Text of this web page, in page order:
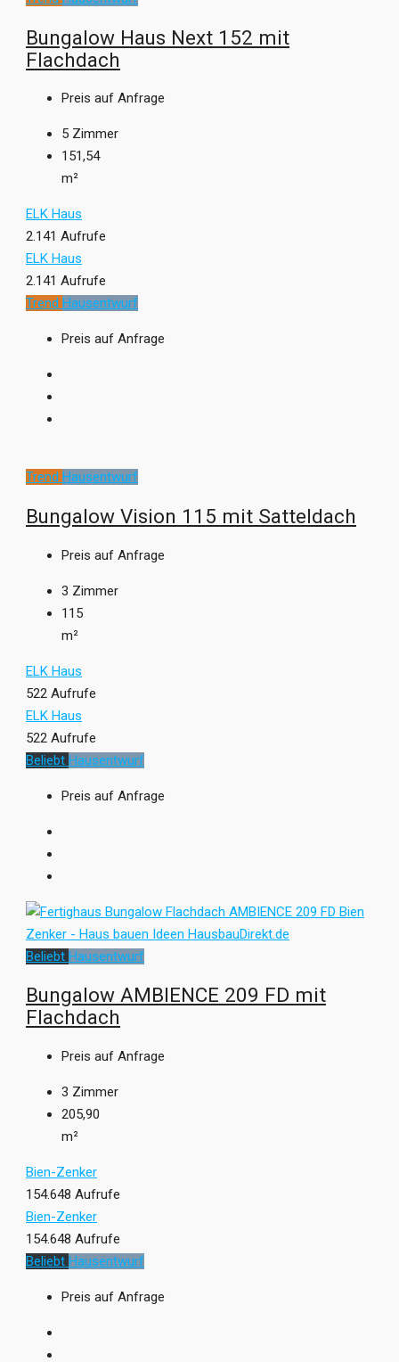
Bungalow Haus Next 152 mit
Flachdach
Preis auf Anfrage
5 Zimmer
151,54
m²
ELK Haus
2.141 Aufrufe
ELK Haus
2.141 Aufrufe
Trend Hausentwurf
Preis auf Anfrage
Trend Hausentwurf
Bungalow Vision 115 mit Satteldach
Preis auf Anfrage
3 Zimmer
115
m²
ELK Haus
522 Aufrufe
ELK Haus
522 Aufrufe
Beliebt Hausentwurf
Preis auf Anfrage
Beliebt Hausentwurf
Bungalow AMBIENCE 209 FD mit
Flachdach
Preis auf Anfrage
3 Zimmer
205,90
m²
Bien-Zenker
154.648 Aufrufe
Bien-Zenker
154.648 Aufrufe
Beliebt Hausentwurf
Preis auf Anfrage